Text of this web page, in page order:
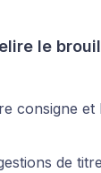
le
consigne et
de